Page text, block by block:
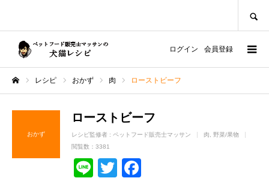
ログイン 会員登録
レシピ おかず 肉 ローストビーフ
おかず
ローストビーフ
レシピ監修者 : ペットフード販売士マッサン 肉
野菜/果物
閲覧数：3381
LineTwitter